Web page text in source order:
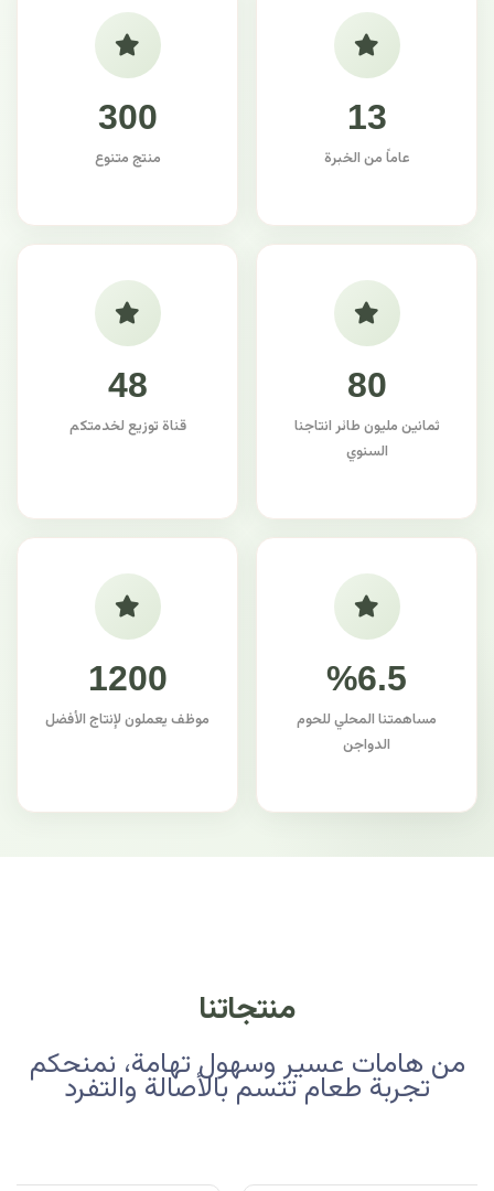
13
عاماً من الخبرة
300
منتج متنوع
80
ثمانين مليون طائر انتاجنا
السنوي
48
قناة توزيع لخدمتكم
%6.5
مساهمتنا المحلي للحوم
الدواجن
1200
موظف يعملون لإنتاج الأفضل
منتجاتنا
من هامات عسير وسهول تهامة، نمنحكم
تجربة طعام تتسم بالأصالة والتفرد